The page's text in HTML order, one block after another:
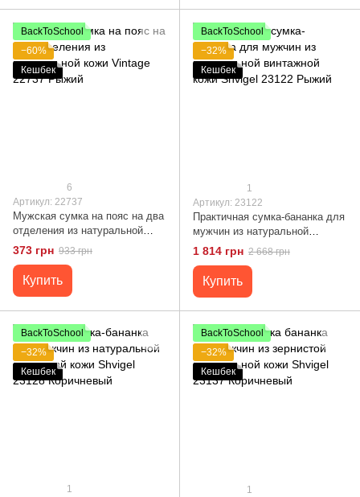
BackToSchool
−60%
Кешбек
6
Артикул: 22737
Мужская сумка на пояс на два
отделения из натуральной
кожи Vintage 22737 Рыжий
373 грн 933 грн
Купить
BackToSchool
−32%
Кешбек
1
Артикул: 23122
Практичная сумка-бананка для
мужчин из натуральной
винтажной кожи Shvigel 23122
1 814 грн 2 668 грн
Купить
BackToSchool
−32%
Кешбек
1
BackToSchool
−32%
Кешбек
1